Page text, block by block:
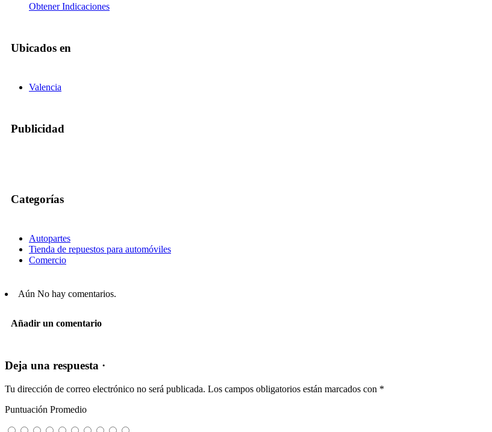
Obtener Indicaciones
Ubicados en
Valencia
Publicidad
Categorías
Autopartes
Tienda de repuestos para automóviles
Comercio
Aún No hay comentarios.
Añadir un comentario
Deja una respuesta ·
Tu dirección de correo electrónico no será publicada. Los campos obligatorios están marcados con *
Puntuación Promedio